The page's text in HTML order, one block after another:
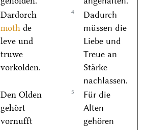
Dardorch
moth de
leve und
truwe
vorkolden.
4
Dadurch
müssen die
Liebe und
Treue an
Stärke
nachlassen.
Den Olden
gehoͤrt
vornufft
5
Für die
Alten
gehören